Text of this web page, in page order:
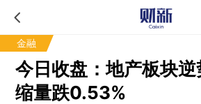
金融
今日收盘：地产板块
缩量跌0.53%